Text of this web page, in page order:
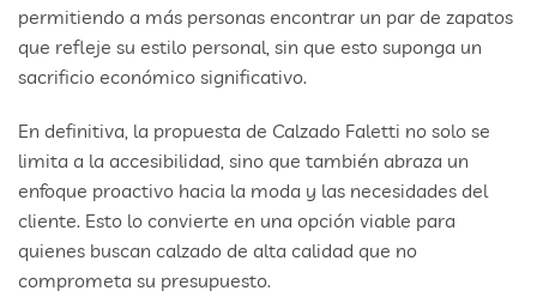
permitiendo a más personas encontrar un par de zapatos
que refleje su estilo personal, sin que esto suponga un
sacrificio económico significativo.
En definitiva, la propuesta de Calzado Faletti no solo se
limita a la accesibilidad, sino que también abraza un
enfoque proactivo hacia la moda y las necesidades del
cliente. Esto lo convierte en una opción viable para
quienes buscan calzado de alta calidad que no
comprometa su presupuesto.